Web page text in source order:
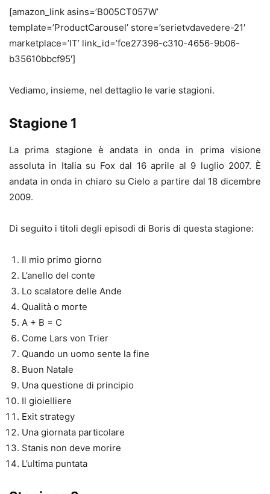
[amazon_link asins=’B005CT057W’
template=’ProductCarousel’ store=’serietvdavedere-21′
marketplace=’IT’ link_id=’fce27396-c310-4656-9b06-
b35610bbcf95′]
Vediamo, insieme, nel dettaglio le varie stagioni.
Stagione 1
La prima stagione è andata in onda in prima visione
assoluta in Italia su Fox dal 16 aprile al 9 luglio 2007. È
andata in onda in chiaro su Cielo a partire dal 18 dicembre
2009.
Di seguito i titoli degli episodi di Boris di questa stagione:
Il mio primo giorno
L’anello del conte
Lo scalatore delle Ande
Qualità o morte
A + B = C
Come Lars von Trier
Quando un uomo sente la fine
Buon Natale
Una questione di principio
Il gioielliere
Exit strategy
Una giornata particolare
Stanis non deve morire
L’ultima puntata